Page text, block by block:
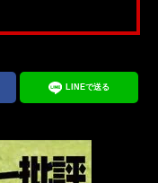
LINEで送る